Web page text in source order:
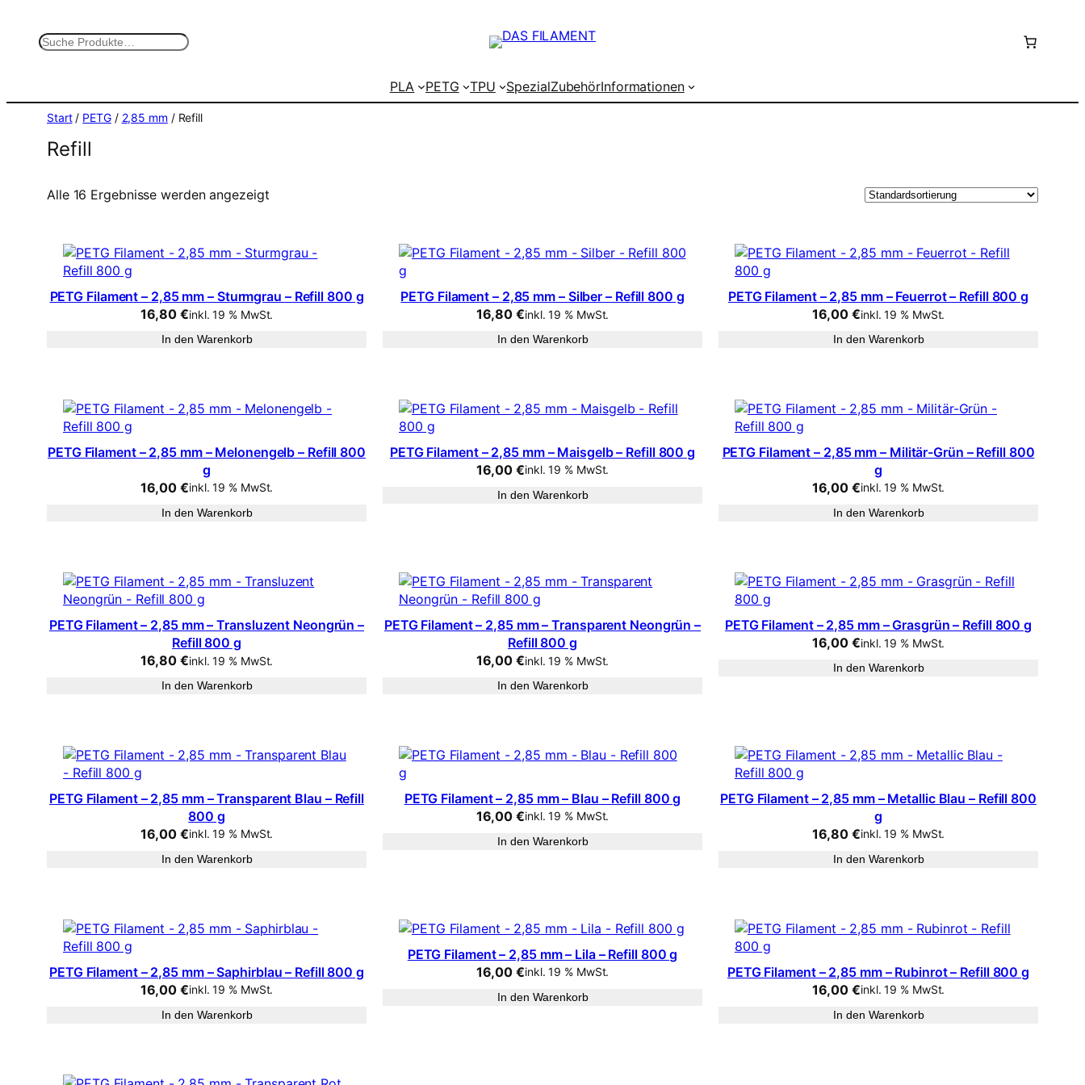
springen
S
PLA PETG TPU SpezialZubehörInformationen
Start/ PETG/ 2,85 mm / Refill
Refill
Alle 16 Ergebnisse werden angezeigt
PETG Filament – 2,85 mm – Sturmgrau – Refill 800 g
16,80€inkl. 19 % MwSt.
In den Warenkorb
PETG Filament – 2,85 mm – Silber – Refill 800 g
16,80€inkl. 19 % MwSt.
In den Warenkorb
PETG Filament – 2,85 mm – Feuerrot – Refill 800 g
16,00€inkl. 19 % MwSt.
In den Warenkorb
PETG Filament – 2,85 mm – Melonengelb – Refill 800
g
16,00€inkl. 19 % MwSt.
In den Warenkorb
PETG Filament – 2,85 mm – Maisgelb – Refill 800 g
16,00€inkl. 19 % MwSt.
In den Warenkorb
PETG Filament – 2,85 mm – Militär-Grün – Refill 800
g
16,00€inkl. 19 % MwSt.
In den Warenkorb
PETG Filament – 2,85 mm – Transluzent Neongrün –
Refill 800 g
16,80€inkl. 19 % MwSt.
In den Warenkorb
PETG Filament – 2,85 mm – Transparent Neongrün –
Refill 800 g
16,00€inkl. 19 % MwSt.
In den Warenkorb
PETG Filament – 2,85 mm – Grasgrün – Refill 800 g
16,00€inkl. 19 % MwSt.
In den Warenkorb
PETG Filament – 2,85 mm – Transparent Blau – Refill
800 g
16,00€inkl. 19 % MwSt.
In den Warenkorb
PETG Filament – 2,85 mm – Blau – Refill 800 g
16,00€inkl. 19 % MwSt.
In den Warenkorb
PETG Filament – 2,85 mm – Metallic Blau – Refill 800
g
16,80€inkl. 19 % MwSt.
In den Warenkorb
PETG Filament – 2,85 mm – Saphirblau – Refill 800 g
16,00€inkl. 19 % MwSt.
In den Warenkorb
PETG Filament – 2,85 mm – Lila – Refill 800 g
16,00€inkl. 19 % MwSt.
In den Warenkorb
PETG Filament – 2,85 mm – Rubinrot – Refill 800 g
16,00€inkl. 19 % MwSt.
In den Warenkorb